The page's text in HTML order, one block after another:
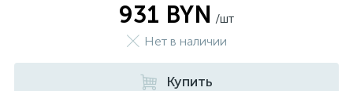
931 BYN /шт
Нет в наличии
Купить